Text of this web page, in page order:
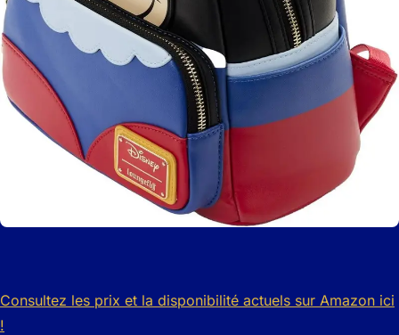
Consultez les prix et la disponibilité actuels sur Amazon ici
!